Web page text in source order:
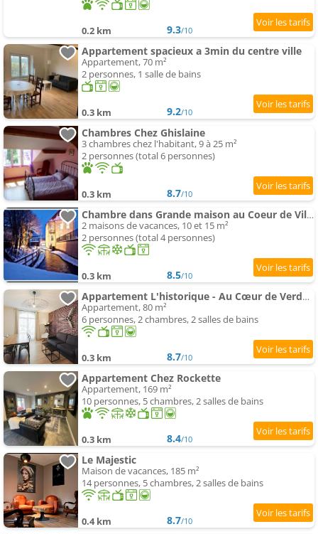
0.2 km 9.3/10
Appartement spacieux a 3min du centre ville
Appartement, 70 m²
2 personnes, 1 salle de bains
0.3 km 9.2/10
Chambres Chez Ghislaine
3 chambres chez l'habitant, 9 à 25 m²
2 personnes (total 6 personnes)
0.3 km 8.7/10
Chambre dans Grande maison au Coeur de Ville
2 maisons de vacances, 10 et 15 m²
2 personnes (total 4 personnes)
0.3 km 8.5/10
Appartement L'historique - Au Cœur de Verdun
Appartement, 80 m²
6 personnes, 2 chambres, 2 salles de bains
0.3 km 8.7/10
Appartement Chez Rockette
Appartement, 169 m²
10 personnes, 5 chambres, 2 salles de bains
0.3 km 8.4/10
Le Majestic
Maison de vacances, 185 m²
14 personnes, 5 chambres, 2 salles de bains
0.4 km 8.7/10